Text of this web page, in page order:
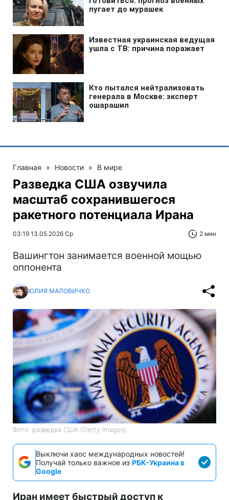
Главная » Новости » В мире
Разведка США озвучила
масштаб сохранившегося
ракетного потенциала Ирана
03:19 13.05.2026 Ср 2 мин
Вашингтон занимается военной мощью
оппонента
ЮЛИЯ МАЛОВИЧКО
Фото: разведка США (Getty Images)
Выключи хаос международных новостей!
Получай только важное из РБК-Украина в
Google
Иран имеет быстрый доступ к